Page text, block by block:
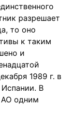
разрешает
то оно
к таким
и
1989 г. в
В
АО одним